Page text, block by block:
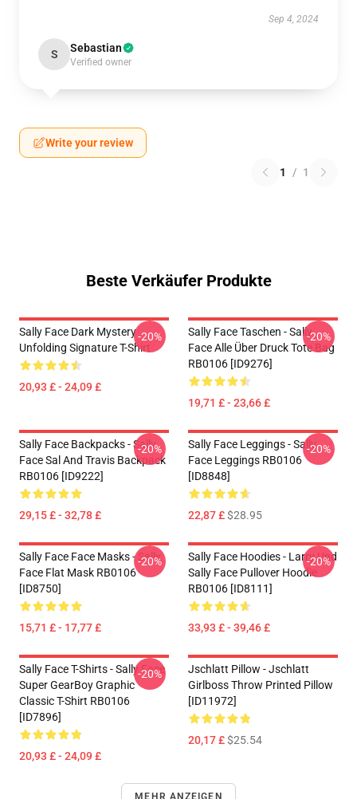
Sep 4, 2024
S Sebastian
Verified owner
Write your review
1 / 1
Beste Verkäufer Produkte
Sally Face Dark Mystery
Unfolding Signature T-Shirt
20,93 £ - 24,09 £
-20%
Sally Face Taschen - Sally
Face Alle Über Druck Tote Bag
RB0106 [ID9276]
19,71 £ - 23,66 £
-20%
Sally Face Backpacks - Sally
Face Sal And Travis Backpack
RB0106 [ID9222]
29,15 £ - 32,78 £
-20%
Sally Face Leggings - Sally
Face Leggings RB0106
[ID8848]
22,87 £$28.95
-20%
Sally Face Face Masks - Sally
Face Flat Mask RB0106
[ID8750]
15,71 £ - 17,77 £
-20%
Sally Face Hoodies - Larry Und
Sally Face Pullover Hoodie
RB0106 [ID8111]
33,93 £ - 39,46 £
-20%
Sally Face T-Shirts - Sally Face
Super GearBoy Graphic
Classic T-Shirt RB0106
[ID7896]
20,93 £ - 24,09 £
-20%
Jschlatt Pillow - Jschlatt
Girlboss Throw Printed Pillow
[ID11972]
20,17 £$25.54
MEHR ANZEIGEN